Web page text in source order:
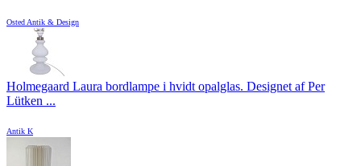
Osted Antik & Design
Holmegaard Laura bordlampe i hvidt opalglas. Designet af Per
Lütken ...
Antik K